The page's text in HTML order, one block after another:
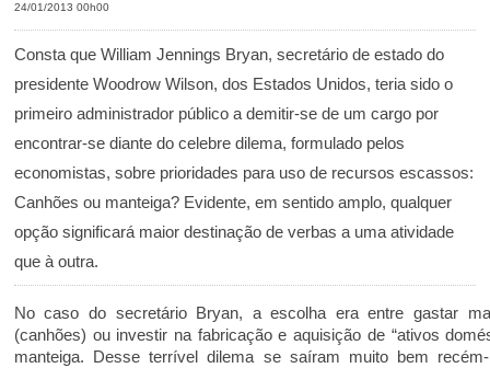
24/01/2013 00h00
Consta que William Jennings Bryan, secretário de estado do
presidente Woodrow Wilson, dos Estados Unidos, teria sido o
primeiro administrador público a demitir-se de um cargo por
encontrar-se diante do celebre dilema, formulado pelos
economistas, sobre prioridades para uso de recursos escassos:
Canhões ou manteiga? Evidente, em sentido amplo, qualquer
opção significará maior destinação de verbas a uma atividade
que à outra.
No caso do secretário Bryan, a escolha era entre gastar
(canhões) ou investir na fabricação e aquisição de “ativos
manteiga. Desse terrível dilema se saíram muito bem